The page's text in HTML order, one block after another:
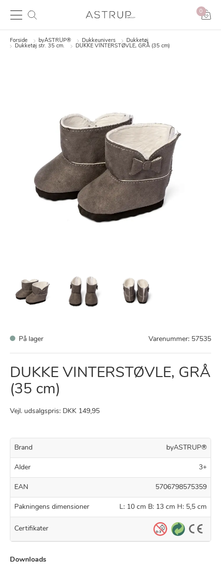
0
Forside byASTRUP® Dukkeunivers
Dukketøj
Dukketøj str. 35 cm.
DUKKE VINTERSTØVLE, GRÅ (35 cm)
På lager Varenummer: 57535
DUKKE VINTERSTØVLE, GRÅ
(35 cm)
Vejl. udsalgspris: DKK 149,95
Brand byASTRUP®
Alder 3+
EAN 5706798575359
Pakningens dimensioner L: 10 cm B: 13 cm H: 5,5 cm
Certifikater
Downloads